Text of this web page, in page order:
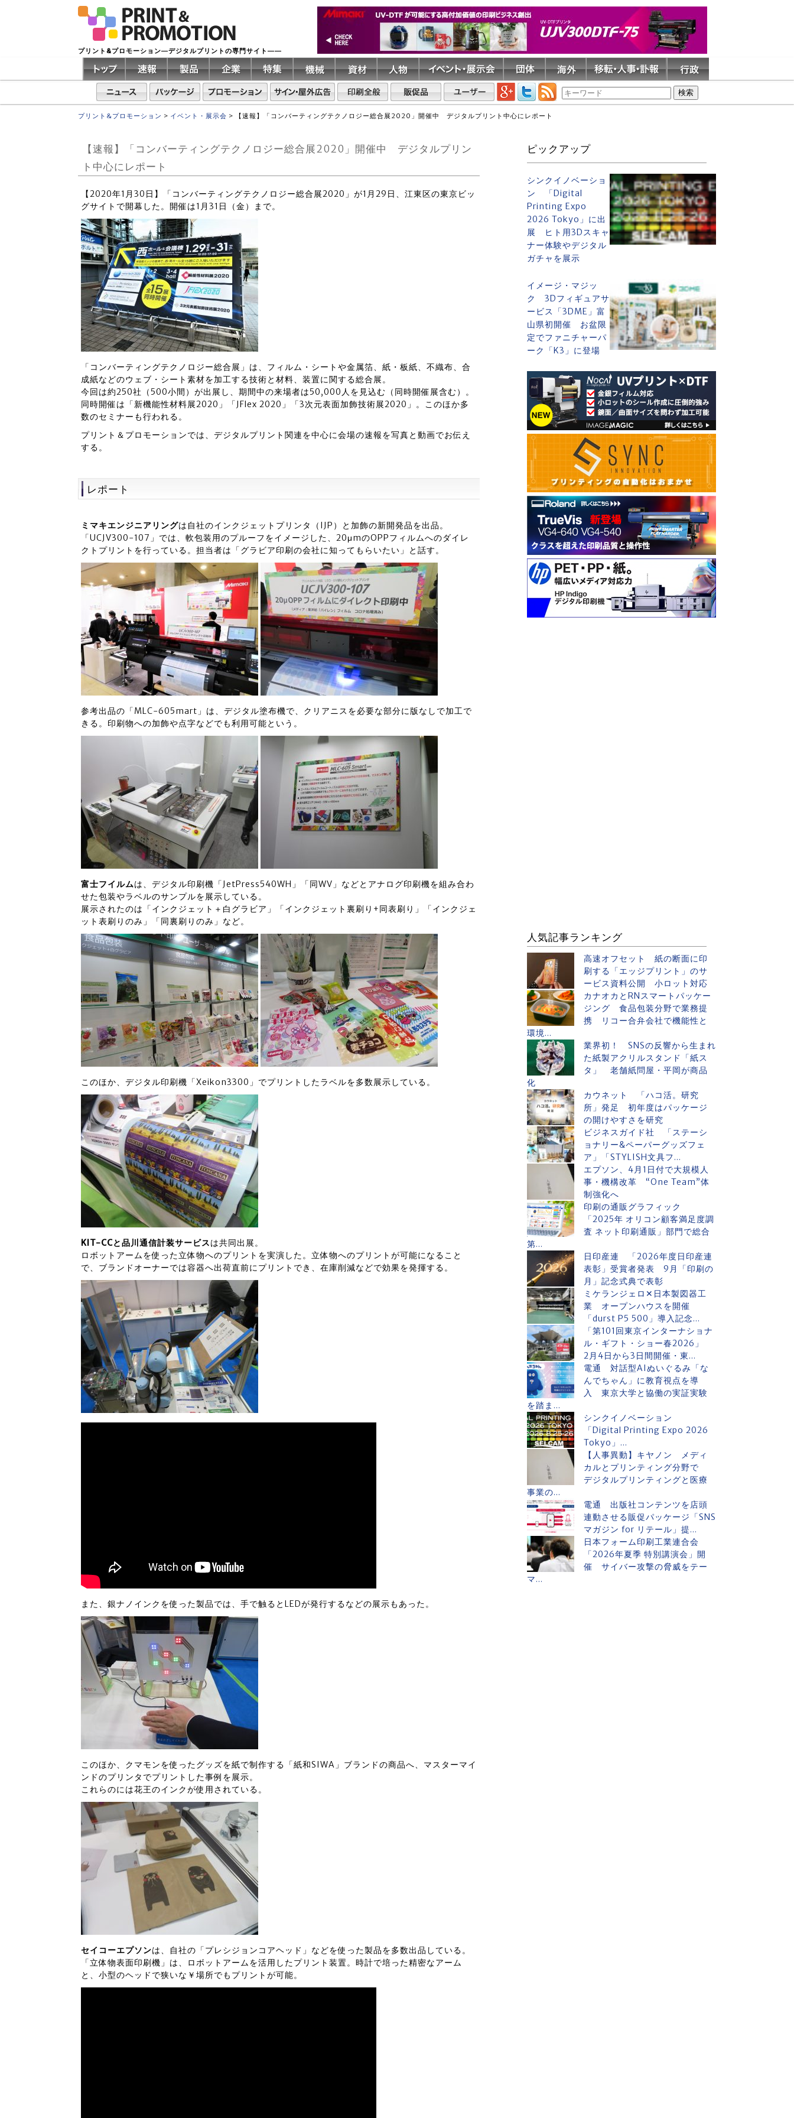
プリント&プロモーション―デジタルプリントの専門サイト――
プリント&プロモーション > イベント・展示会 > 【速報】「コンバーティングテクノロジー総合展2020」開催中 デジタルプリント中心にレポート
【速報】「コンバーティングテクノロジー総合展2020」開催中 デジタルプリン
ト中心にレポート
【2020年1月30日】「コンバーティングテクノロジー総合展2020」が1月29日、江東区の東京ビッ
グサイトで開幕した。開催は1月31日（金）まで。
「コンバーティングテクノロジー総合展」は、フィルム・シートや金属箔、紙・板紙、不織布、合
成紙などのウェブ・シート素材を加工する技術と材料、装置に関する総合展。
今回は約250社（500小間）が出展し、期間中の来場者は50,000人を見込む（同時開催展含む）。
同時開催は「新機能性材料展2020」「JFlex 2020」「3次元表面加飾技術展2020」。このほか多
数のセミナーも行われる。
プリント＆プロモーションでは、デジタルプリント関連を中心に会場の速報を写真と動画でお伝え
する。
レポート
ミマキエンジニアリングは自社のインクジェットプリンタ（IJP）と加飾の新開発品を出品。
「UCJV300-107」では、軟包装用のプルーフをイメージした、20μmのOPPフィルムへのダイレ
クトプリントを行っている。担当者は「グラビア印刷の会社に知ってもらいたい」と話す。
参考出品の「MLC-605mart」は、デジタル塗布機で、クリアニスを必要な部分に版なしで加工で
きる。印刷物への加飾や点字などでも利用可能という。
富士フイルムは、デジタル印刷機「JetPress540WH」「同WV」などとアナログ印刷機を組み合わ
せた包装やラベルのサンプルを展示している。
展示されたのは「インクジェット＋白グラビア」「インクジェット裏刷り+同表刷り」「インクジェ
ット表刷りのみ」「同裏刷りのみ」など。
このほか、デジタル印刷機「Xeikon3300」でプリントしたラベルを多数展示している。
KIT-CCと品川通信計装サービスは共同出展。
ロボットアームを使った立体物へのプリントを実演した。立体物へのプリントが可能になること
で、ブランドオーナーでは容器へ出荷直前にプリントでき、在庫削減などで効果を発揮する。
また、銀ナノインクを使った製品では、手で触るとLEDが発行するなどの展示もあった。
このほか、クマモンを使ったグッズを紙で制作する「紙和SIWA」ブランドの商品へ、マスターマイ
ンドのプリンタでプリントした事例を展示。
これらのには花王のインクが使用されている。
セイコーエプソンは、自社の「プレシジョンコアヘッド」などを使った製品を多数出品している。
「立体物表面印刷機」は、ロボットアームを活用したプリント装置。時計で培った精密なアーム
と、小型のヘッドで狭いな￥場所でもプリントが可能。
ピックアップ
シンクイノベーショ
ン 「Digital
Printing Expo
2026 Tokyo」に出
展 ヒト用3Dスキャ
ナー体験やデジタル
ガチャを展示
イメージ・マジッ
ク 3Dフィギュアサ
ービス「3DME」富
山県初開催 お盆限
定でファニチャーパ
ーク「K3」に登場
人気記事ランキング
高速オフセット 紙の断面に印
刷する「エッジプリント」のサ
ービス資料公開 小ロット対応
カナオカとRNスマートパッケー
ジング 食品包装分野で業務提
携 リコー合弁会社で機能性と
環境...
業界初！ SNSの反響から生まれ
た紙製アクリルスタンド「紙ス
タ」 老舗紙問屋・平岡が商品
化
カウネット 「ハコ活。研究
所」発足 初年度はパッケージ
の開けやすさを研究
ビジネスガイド社 「ステーシ
ョナリー&ペーパーグッズフェ
ア」「STYLISH文具フ...
エプソン、4月1日付で大規模人
事・機構改革 “One Team”体
制強化へ
印刷の通販グラフィック
「2025年 オリコン顧客満足度調
査 ネット印刷通販」部門で総合
第...
日印産連 「2026年度日印産連
表彰」受賞者発表 9月「印刷の
月」記念式典で表彰
ミケランジェロ✕日本製図器工
業 オープンハウスを開催
「durst P5 500」導入記念...
「第101回東京インターナショナ
ル・ギフト・ショー春2026」
2月4日から3日間開催・東...
電通 対話型AIぬいぐるみ「な
んでちゃん」に教育視点を導
入 東京大学と協働の実証実験
を踏ま...
シンクイノベーション
「Digital Printing Expo 2026
Tokyo」...
【人事異動】キヤノン メディ
カルとプリンティング分野で
デジタルプリンティングと医療
事業の...
電通 出版社コンテンツを店頭
連動させる販促パッケージ「SNS
マガジン for リテール」提...
日本フォーム印刷工業連合会
「2026年夏季 特別講演会」開
催 サイバー攻撃の脅威をテー
マ...